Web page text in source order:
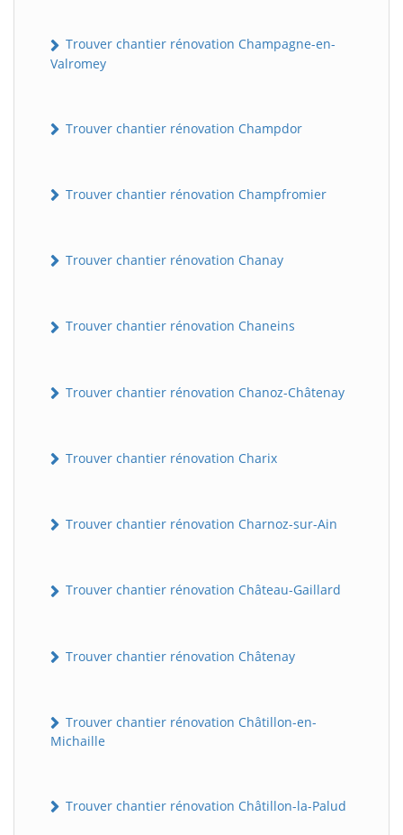
Trouver chantier rénovation Champagne-en-
Valromey
Trouver chantier rénovation Champdor
Trouver chantier rénovation Champfromier
Trouver chantier rénovation Chanay
Trouver chantier rénovation Chaneins
Trouver chantier rénovation Chanoz-Châtenay
Trouver chantier rénovation Charix
Trouver chantier rénovation Charnoz-sur-Ain
Trouver chantier rénovation Château-Gaillard
Trouver chantier rénovation Châtenay
Trouver chantier rénovation Châtillon-en-
Michaille
Trouver chantier rénovation Châtillon-la-Palud